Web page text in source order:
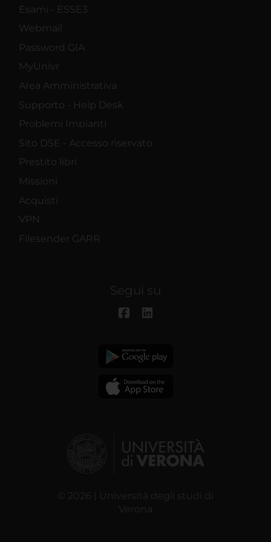
Esami - ESSE3
Webmail
Password GIA
MyUnivr
Area Amministrativa
Supporto - Help Desk
Problemi Impianti
Sito DSE - Accesso riservato
Prestito libri
Missioni
Acquisti
VPN
Filesender GARR
Segui su
© 2026 | Università degli studi di
Verona